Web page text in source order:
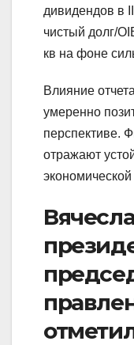
дивидендов в
чистый долг/
кв на фоне
Влияние
умеренно
перспективе.
отражают